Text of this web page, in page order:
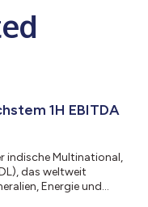
1H EBITDA
indische Multinational,
das weltweit
Energie und